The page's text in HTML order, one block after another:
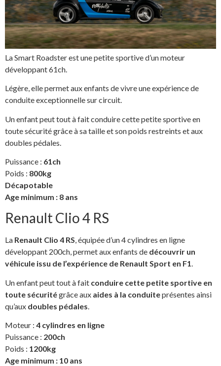
La Smart Roadster est une petite sportive d’un moteur
développant 61ch.
Légère, elle permet aux enfants de vivre une expérience de
conduite exceptionnelle sur circuit.
Un enfant peut tout à fait conduire cette petite sportive en
toute sécurité grâce à sa taille et son poids restreints et aux
doubles pédales.
Puissance : 61ch
Poids : 800kg
Décapotable
Age minimum : 8 ans
Renault Clio 4 RS
La Renault Clio 4 RS, équipée d’un 4 cylindres en ligne
développant 200ch, permet aux enfants de découvrir un
véhicule issu de l’expérience de Renault Sport en F1.
Un enfant peut tout à fait conduire cette petite sportive en
toute sécuritégrâce aux aides à la conduiteprésentes ainsi
qu’aux doubles pédales
Moteur : 4 cylindres en ligne
Puissance : 200ch
Poids : 1200kg
Age minimum : 10 ans